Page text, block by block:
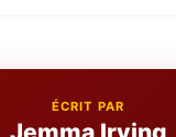
ÉCRIT PAR